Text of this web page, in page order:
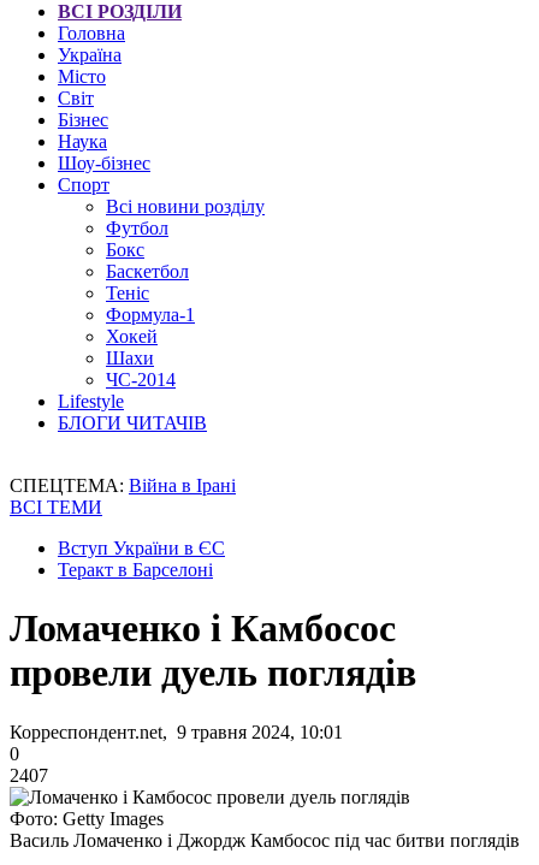
ВСІ РОЗДІЛИ
Головна
Україна
Місто
Світ
Бізнес
Наука
Шоу-бізнес
Спорт
Всі новини розділу
Футбол
Бокс
Баскетбол
Теніс
Формула-1
Хокей
Шахи
ЧС-2014
Lifestyle
БЛОГИ ЧИТАЧІВ
СПЕЦТЕМА: Війна в Ірані
ВСІ ТЕМИ
Вступ України в ЄС
Теракт в Барселоні
Ломаченко і Камбосос
провели дуель поглядів
Корреспондент.net, 9 травня 2024, 10:01
0
2407
Фото: Getty Images
Василь Ломаченко і Джордж Камбосос під час битви поглядів